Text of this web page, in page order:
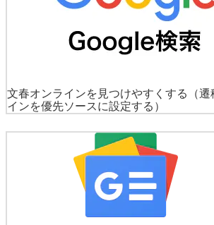
文春オンラインを見つけやすくする
（
インを優先ソースに設定する）